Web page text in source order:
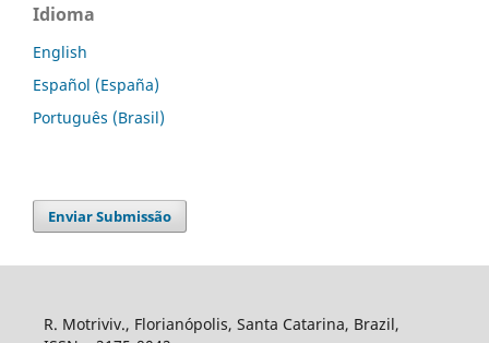
Idioma
English
Español (España)
Português (Brasil)
Enviar Submissão
R. Motriviv., Florianópolis, Santa Catarina, Brazil,